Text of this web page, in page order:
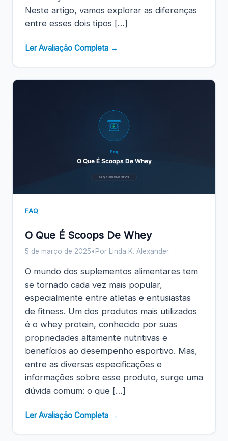
Neste artigo, vamos explorar as diferenças
entre esses dois tipos […]
Ler Avaliação Completa →
Faq
O Que É Scoops De Whey
FAQ SUPLEMENTOS
FAQ
O Que É Scoops De Whey
5 de março de 2025• Por Linda K. Alexander
O mundo dos suplementos alimentares tem
se tornado cada vez mais popular,
especialmente entre atletas e entusiastas
de fitness. Um dos produtos mais utilizados
é o whey protein, conhecido por suas
propriedades altamente nutritivas e
benefícios ao desempenho esportivo. Mas,
entre as diversas especificações e
informações sobre esse produto, surge uma
dúvida comum: o que […]
Ler Avaliação Completa →